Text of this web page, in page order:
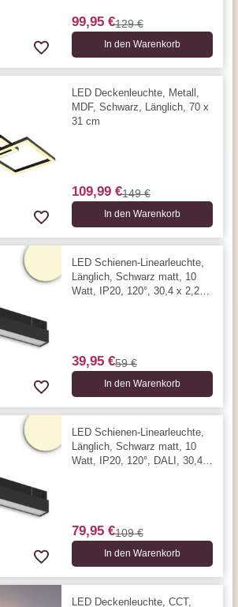
99,95 €129 €
In den Warenkorb
LED Deckenleuchte, Metall,
MDF, Schwarz, Länglich, 70 x
31 cm
109,99 €149 €
In den Warenkorb
LED Schienen-Linearleuchte,
Länglich, Schwarz matt, 10
Watt, IP20, 120°, 30,4 x 2,2
39,95 €59 €
In den Warenkorb
LED Schienen-Linearleuchte,
Länglich, Schwarz matt, 10
Watt, IP20, 120°, DALI, 30,4 x
79,95 €109 €
In den Warenkorb
LED Deckenleuchte, CCT,